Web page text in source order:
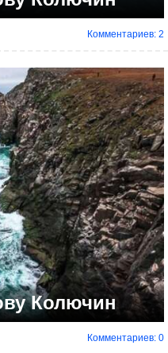
Комментариев: 2
Колючин
Комментариев: 0